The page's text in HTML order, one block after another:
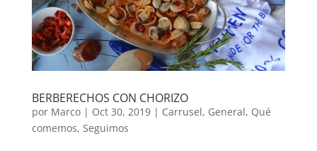
BERBERECHOS CON CHORIZO
por Marco| Oct 30, 2019| Carrusel, General, Qué
comemos, Seguimos